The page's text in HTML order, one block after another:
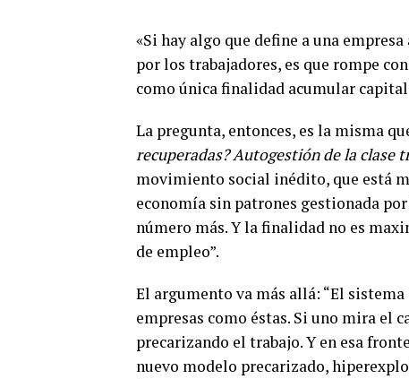
«Si hay algo que define a una
por los trabajadores, es que rompe
como única finalidad acumular
La pregunta, entonces, es la misma
recuperadas?Autogestión de la clase
movimiento social inédito, que está
economía sin patrones gestionada
número más. Y la finalidad no es
de empleo”.
El argumento va más allá: “El
empresas como éstas. Si uno mira el
precarizando el trabajo. Y en esa
nuevo modelo precarizado,